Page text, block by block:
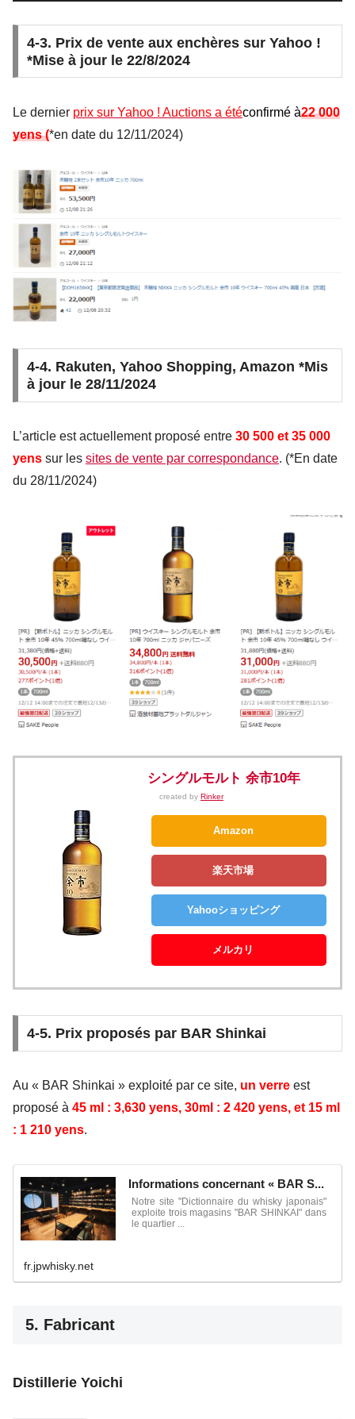
4-3. Prix de vente aux enchères sur Yahoo !
*Mise à jour le 22/8/2024
Le dernier prix sur Yahoo ! Auctions a étéconfirmé à22 000
yens (*en date du 12/11/2024)
4-4. Rakuten, Yahoo Shopping, Amazon *Mis
à jour le 28/11/2024
L’article est actuellement proposé entre 30 500 et 35 000
yens sur les sites de vente par correspondance. (*En date
du 28/11/2024)
シングルモルト 余市10年
created by Rinker
Amazon
楽天市場
Yahooショッピング
メルカリ
4-5. Prix proposés par BAR Shinkai
Au « BAR Shinkai » exploité par ce site, un verre est
proposé à 45 ml : 3,630 yens, 30ml : 2 420 yens, et 15 ml
: 1 210 yens.
Informations concernant « BAR S...
Notre site "Dictionnaire du whisky japonais"
exploite trois magasins "BAR SHINKAI" dans
le quartier ...
fr.jpwhisky.net
5. Fabricant
Distillerie Yoichi